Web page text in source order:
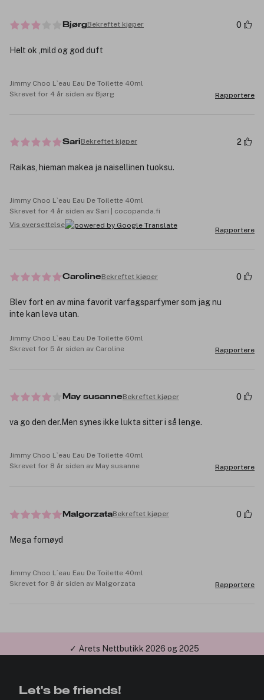
BjørgBekreftet kjøper 0
Helt ok ,mild og god duft
Jimmy Choo L`eau Eau De Toilette 40ml
Skrevet for 4 år siden av Bjørg
Rapportere
SariBekreftet kjøper 2
Raikas, hieman makea ja naisellinen tuoksu.
Jimmy Choo L`eau Eau De Toilette 40ml
Skrevet for 4 år siden av Sari | cocopanda.fi
Vis oversettelse
Rapportere
CarolineBekreftet kjøper 0
Blev fort en av mina favorit varfagsparfymer som jag nu
inte kan leva utan.
Jimmy Choo L`eau Eau De Toilette 60ml
Skrevet for 5 år siden av Caroline
Rapportere
May susanneBekreftet kjøper 0
va go den der.Men synes ikke lukta sitter i så lenge.
Jimmy Choo L`eau Eau De Toilette 40ml
Skrevet for 8 år siden av May susanne
Rapportere
MalgorzataBekreftet kjøper 0
Mega fornøyd
Jimmy Choo L`eau Eau De Toilette 40ml
Skrevet for 8 år siden av Malgorzata
Rapportere
✓ Årets Nettbutikk 2026 og 2025
Let's be friends!